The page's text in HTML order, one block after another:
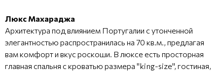
Люкс Махараджа
Архитектура под влиянием Португалии с утонченной
элегантностью распространилась на 70 кв.м., предлагая
вам комфорт и вкус роскоши. В люксе есть просторная
главная спальня с кроватью размера "king-size", гостиная,